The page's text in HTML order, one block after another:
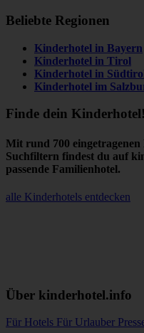
Beliebte Regionen
Kinderhotel in Bayern
Kinderhotel in Tirol
Kinderhotel in
Kinderhotel im
Finde dein Kinderhotel!
Mit rund 700
Suchfiltern findest du auf
passende Familienhotel.
alle Kinderhotels entdecken
Über kinderhotel.info
Für Hotels Für Urlauber